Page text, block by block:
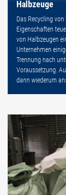
Halbzeuge
Das Recycling
Eigenschaften
von Halbzeugen
Unternehmen
Trennung nach
Voraussetzung.
dann wiederum